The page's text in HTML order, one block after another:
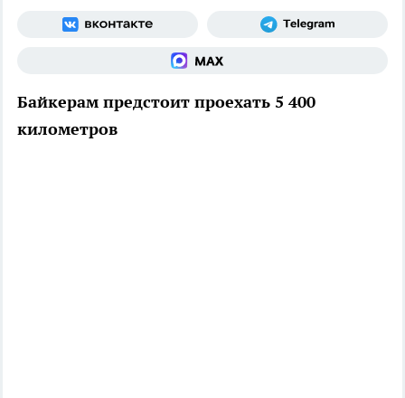
Байкерам предстоит проехать 5 400
километров